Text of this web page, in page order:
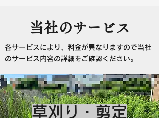
当社のサービス
​各サービスにより、料金が異なりますので当社
のサービス内容の詳細をご確認ください。
​草刈り・剪定​​​